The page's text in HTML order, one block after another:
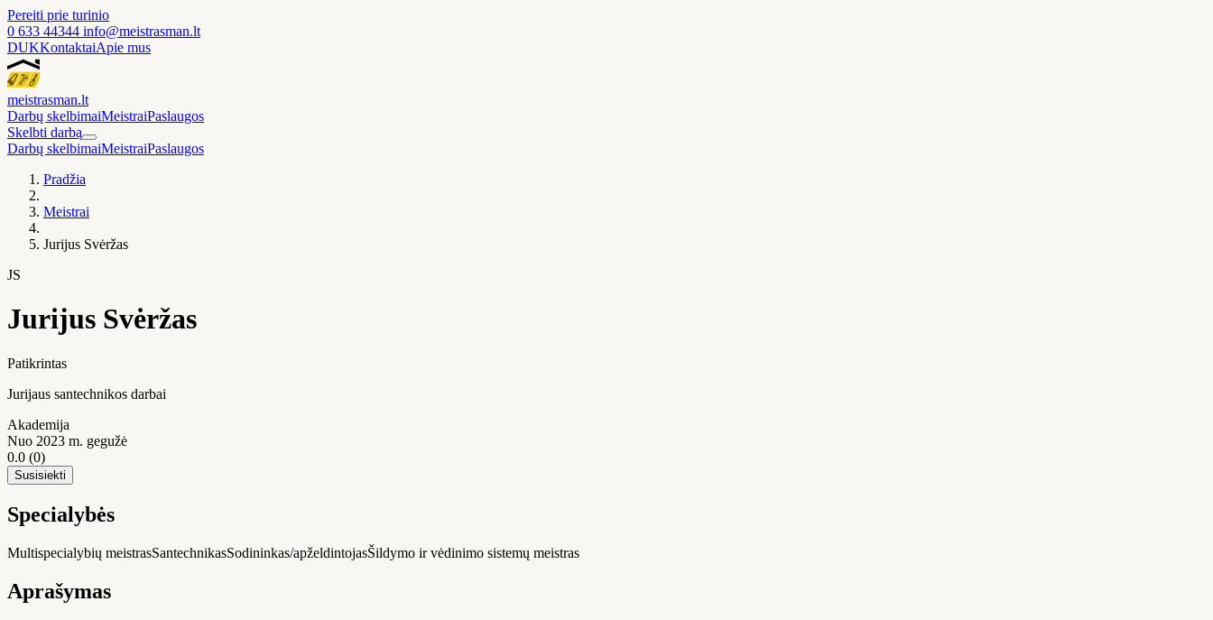
Pereiti prie turinio
0 633 44344 info@meistrasman.lt
DUKKontaktaiApie mus
meistrasman.lt
Darbų skelbimaiMeistraiPaslaugos
Skelbti darbą
Darbų skelbimaiMeistraiPaslaugos
Pradžia
Meistrai
Jurijus Svėržas
JS
Jurijus Svėržas
Patikrintas
Jurijaus santechnikos darbai
Akademija
Nuo 2023 m. gegužė
0.0 (0)
Susisiekti
Specialybės
Multispecialybių meistrasSantechnikasSodininkas/apželdintojasŠildymo ir vėdinimo sistemų meistras
Aprašymas